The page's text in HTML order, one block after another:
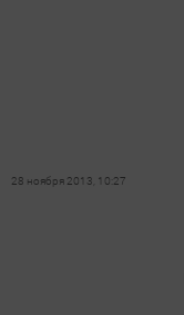
28 ноября 2013, 10:27